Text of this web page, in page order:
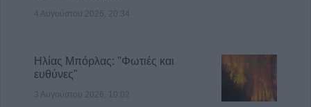
4 Αυγούστου 2026, 20:34
Ηλίας Μπόρλας: "Φωτιές και
ευθύνες"
3 Αυγούστου 2026, 10:02